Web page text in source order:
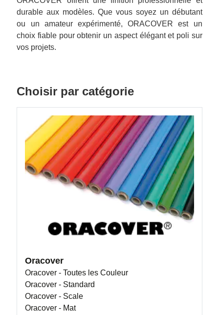
durable aux modèles. Que vous soyez un débutant
ou un amateur expérimenté, ORACOVER est un
choix fiable pour obtenir un aspect élégant et poli sur
vos projets.
Choisir par catégorie
Oracover
Oracover - Toutes les Couleur
Oracover - Standard
Oracover - Scale
Oracover - Mat